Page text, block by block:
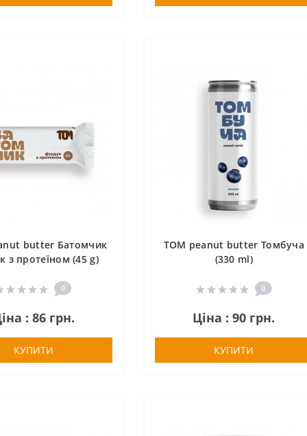
butter Батомчик
з протеїном (45 g)
0
: 86 грн.
КУПИТИ
TOM peanut butter Томбуча
(330 ml)
0
Ціна : 90 грн.
КУПИТИ